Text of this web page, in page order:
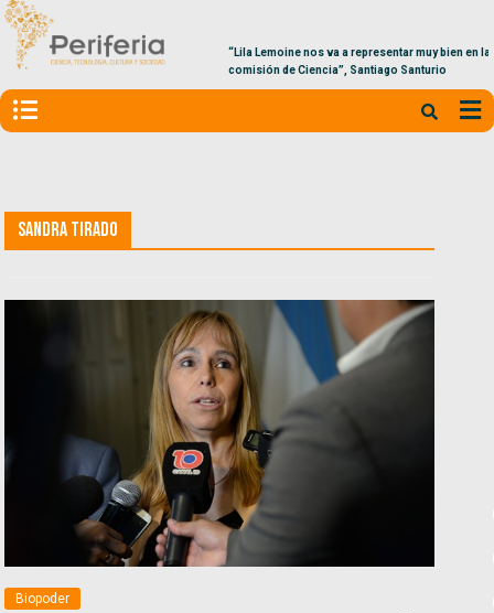
“Lila Lemoine nos va a representar muy bien en la
comisión de Ciencia”, Santiago Santurio
Sandra Tirado
Biopoder